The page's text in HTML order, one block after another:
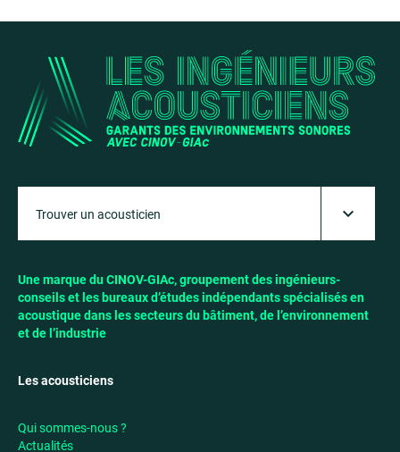
Une marque du CINOV-GIAc, groupement des ingénieurs-
conseils et les bureaux d’études indépendants spécialisés en
acoustique dans les secteurs du bâtiment, de l’environnement
et de l’industrie
Les acousticiens
Qui sommes-nous ?
Actualités